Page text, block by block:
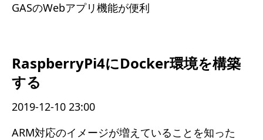
GASのWebアプリ機能が便利
RaspberryPi4にDocker環境を構築
する
2019-12-10 23:00
ARM対応のイメージが増えていることを知った